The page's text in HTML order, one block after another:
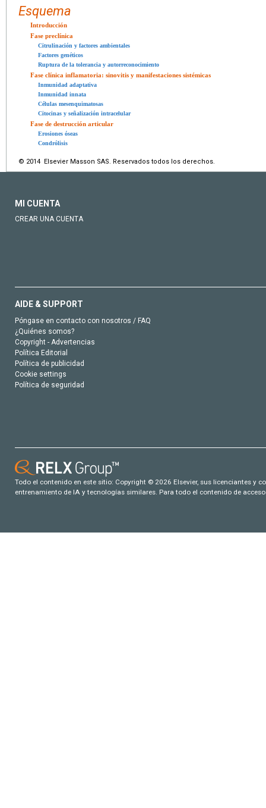
Esquema
Introducción
Fase preclínica
Citrulinación y factores ambientales
Factores genéticos
Ruptura de la tolerancia y autorreconocimiento
Fase clínica inflamatoria: sinovitis y manifestaciones sistémicas
Inmunidad adaptativa
Inmunidad innata
Células mesenquimatosas
Citocinas y señalización intracelular
Fase de destrucción articular
Erosiones óseas
Condrólisis
© 2014 Elsevier Masson SAS. Reservados todos los derechos.
MI CUENTA
CREAR UNA CUENTA
AIDE & SUPPORT
Póngase en contacto con nosotros / FAQ
¿Quiénes somos?
Copyright - Advertencias
Política Editorial
Política de publicidad
Cookie settings
Política de seguridad
Todo el contenido en este sitio: Copyright © 2026 Elsevier, sus licenciantes y
entrenamiento de IA y tecnologías similares. Para todo el contenido de